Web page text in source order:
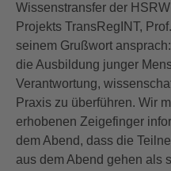
Wissenstransfer der
Projekts TransRegINT,
seinem Grußwort
die Ausbildung junger
Verantwortung,
Praxis zu überführen. Wir
erhobenen Zeigefinger
dem Abend, dass die
aus dem Abend gehen als